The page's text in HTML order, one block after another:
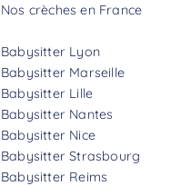
Nos crèches en France
Babysitter Lyon
Babysitter Marseille
Babysitter Lille
Babysitter Nantes
Babysitter Nice
Babysitter Strasbourg
Babysitter Reims